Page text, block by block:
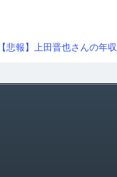
【悲報】上田晋也さんの年収